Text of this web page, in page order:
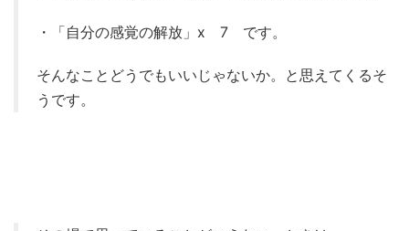
・「自分の感覚の解放」x 7 です。
そんなことどうでもいいじゃないか。と思えてくるそ
うです。